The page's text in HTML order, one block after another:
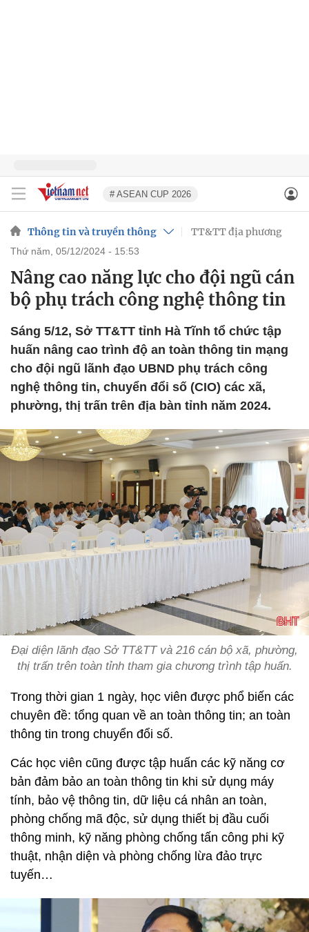
# ASEAN CUP 2026
Thông tin và truyền thông TT&TT địa phương
thứ năm, 05/12/2024 - 15:53
Nâng cao năng lực cho đội ngũ cán
bộ phụ trách công nghệ thông tin
Sáng 5/12, Sở TT&TT tỉnh Hà Tĩnh tổ chức tập
huấn nâng cao trình độ an toàn thông tin mạng
cho đội ngũ lãnh đạo UBND phụ trách công
nghệ thông tin, chuyển đổi số (CIO) các xã,
phường, thị trấn trên địa bàn tỉnh năm 2024.
Đại diện lãnh đạo Sở TT&TT và 216 cán bộ xã, phường,
thị trấn trên toàn tỉnh tham gia chương trình tập huấn.
Trong thời gian 1 ngày, học viên được phổ biến các
chuyên đề: tổng quan về an toàn thông tin; an toàn
thông tin trong chuyển đổi số.
Các học viên cũng được tập huấn các kỹ năng cơ
bản đảm bảo an toàn thông tin khi sử dụng máy
tính, bảo vệ thông tin, dữ liệu cá nhân an toàn,
phòng chống mã độc, sử dụng thiết bị đầu cuối
thông minh, kỹ năng phòng chống tấn công phi kỹ
thuật, nhận diện và phòng chống lừa đảo trực
tuyến…